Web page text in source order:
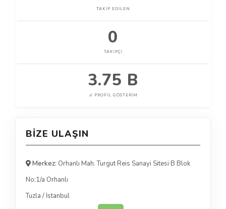
TAKIP EDILEN
0
TAKIPÇI
3.75 B
PROFIL GÖSTERIM
BIZE ULAŞIN
Merkez: Orhanlı Mah. Turgut Reis Sanayi Sitesi B Blok
No:1/a Orhanlı
Tuzla / İstanbul